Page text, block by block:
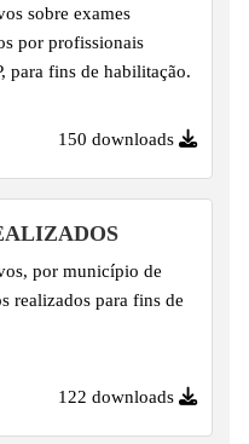
sobre exames
por profissionais
para fins de habilitação.
150 downloads
por município de
realizados para fins de
122 downloads